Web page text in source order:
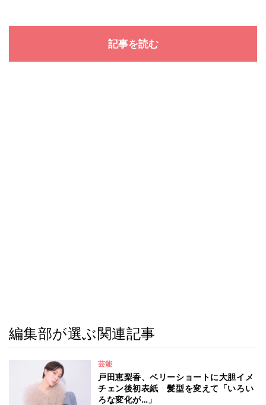
記事を読む
編集部が選ぶ関連記事
芸能
戸田恵梨香、ベリーショートに大胆イメ
チェン後初表紙 髪型を変えて「いろい
ろな変化が…」